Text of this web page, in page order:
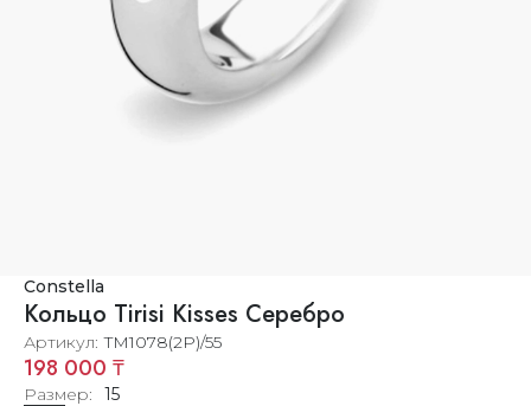
Constella
Кольцо Tirisi Kisses Серебро
Артикул TM1078(2P)/55
198 000 ₸
Размер
15